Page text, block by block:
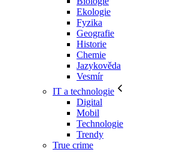
Ekologie
Fyzika
Geografie
Historie
Chemie
Jazykověda
Vesmír
IT a technologie
Digital
Mobil
Technologie
Trendy
True crime